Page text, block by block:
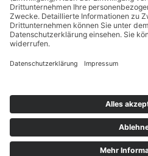
Impressum
UNSER INSTAGRAM
the user changed their password or
folge uns!
2024 - POWERED BY